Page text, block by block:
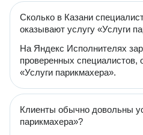
Сколько в Казани
оказывают услугу «Услуги
На Яндекс Исполнителях
проверенных специалистов,
«Услуги парикмахера».
Клиенты обычно довольны
парикмахера»?